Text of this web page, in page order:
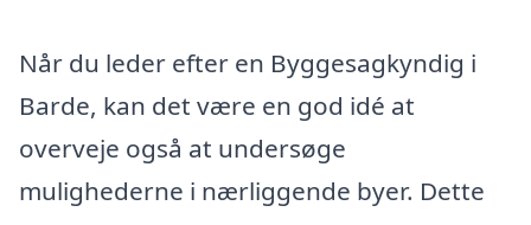
Når du leder efter en Byggesagkyndig i
Barde, kan det være en god idé at
overveje også at undersøge
mulighederne i nærliggende byer. Dette